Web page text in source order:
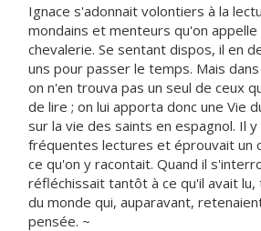
Ignace s'adonnait volontiers à la
mondains et menteurs qu'on
chevalerie. Se sentant dispos, il en
uns pour passer le temps. Mais
on n'en trouva pas un seul de ceux
de lire ; on lui apporta donc une Vie
sur la vie des saints en espagnol. Il
fréquentes lectures et éprouvait un
ce qu'on y racontait. Quand il
réfléchissait tantôt à ce qu'il avait
du monde qui, auparavant,
pensée. ~